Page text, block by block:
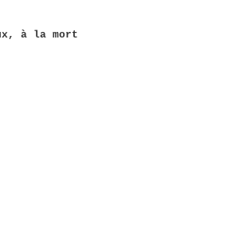
à la mort